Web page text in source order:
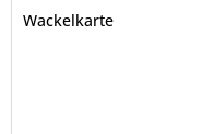
Wackelkarte